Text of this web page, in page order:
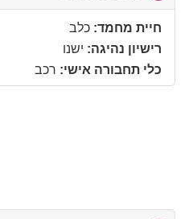
to
חיית מחמד: כלב
רישיון נהיגה: ישנו
כלי תחבורה אישי: רכב